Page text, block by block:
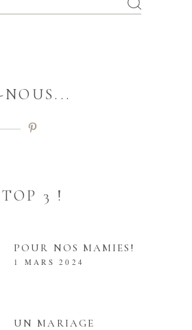
3 !
POUR NOS MAMIES!
1 MARS 2024
UN MARIAGE